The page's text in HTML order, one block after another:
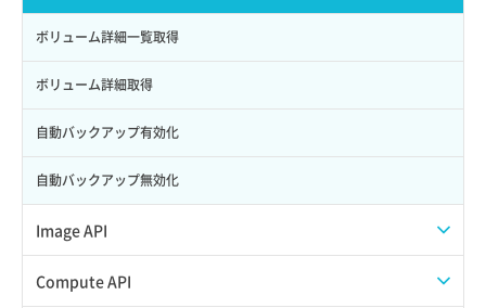
ロール更新
ロール詳細取得
ボリューム詳細一覧取得
ボリューム詳細取得
自動バックアップ有効化
自動バックアップ無効化
Image API
ISOイメージアップロード
Compute API